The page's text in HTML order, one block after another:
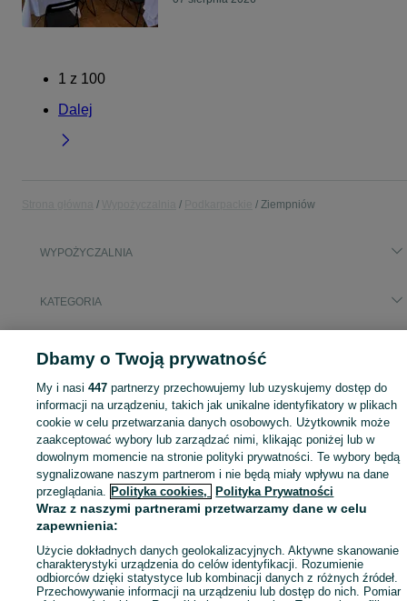
1 z 100
Dalej
Ziempniów
WYPOŻYCZALNIA
KATEGORIA
Mapa kategorii
Mapa miejscowości
Mapa ministron
Popularne wyszukiwania
Dbamy o Twoją prywatność
My i nasi447 partnerzy przechowujemy lub uzyskujemy dostęp do
informacji na urządzeniu, takich jak unikalne identyfikatory w plikach
cookie w celu przetwarzania danych osobowych. Użytkownik może
zaakceptować wybory lub zarządzać nimi, klikając poniżej lub w
dowolnym momencie na stronie polityki prywatności. Te wybory będą
sygnalizowane naszym partnerom i nie będą miały wpływu na dane
przeglądania. Polityka cookies, Polityka Prywatności
Wraz z naszymi partnerami przetwarzamy dane w celu
zapewnienia:
Użycie dokładnych danych geolokalizacyjnych. Aktywne skanowanie
charakterystyki urządzenia do celów identyfikacji. Rozumienie
odbiorców dzięki statystyce lub kombinacji danych z różnych źródeł.
Przechowywanie informacji na urządzeniu lub dostęp do nich. Pomiar